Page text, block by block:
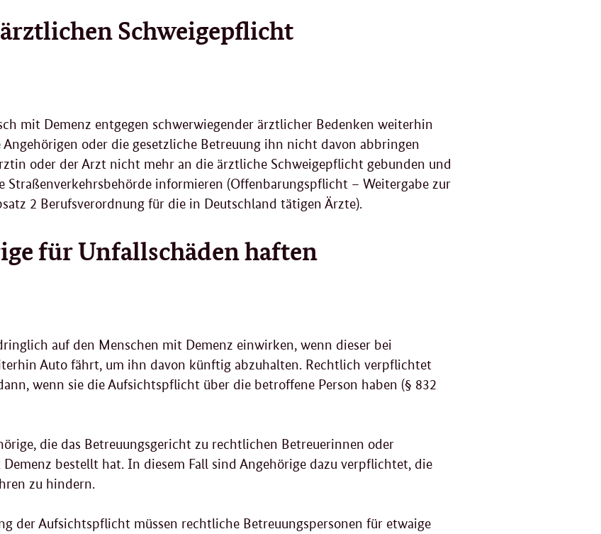
Schweigepflicht
mit Demenz entgegen schwerwiegender ärztlicher Bedenken weiterhin
oder die gesetzliche Betreuung ihn nicht davon abbringen
oder der Arzt nicht mehr an die ärztliche Schweigepflicht gebunden und
Straßenverkehrsbehörde informieren (Offenbarungspflicht – Weitergabe zur
2 Berufsverordnung für die in Deutschland tätigen Ärzte).
für Unfallschäden haften
auf den Menschen mit Demenz einwirken, wenn dieser bei
Auto fährt, um ihn davon künftig abzuhalten. Rechtlich verpflichtet
wenn sie die Aufsichtspflicht über die betroffene Person haben (§ 832
die das Betreuungsgericht zu rechtlichen Betreuerinnen oder
bestellt hat. In diesem Fall sind Angehörige dazu verpflichtet, die
zu hindern.
der Aufsichtspflicht müssen rechtliche Betreuungspersonen für etwaige